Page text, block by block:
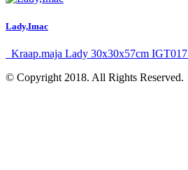
Lady,Imac
Kraap.maja Lady 30x30x57cm IGT017
© Copyright 2018. All Rights Reserved.